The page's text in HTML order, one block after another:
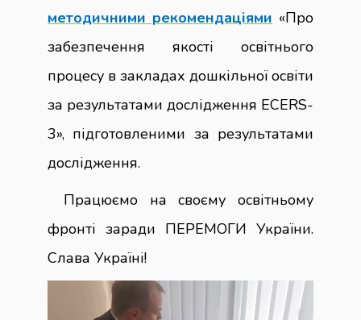
методичними рекомендаціями «Про
забезпечення якості освітнього
процесу в закладах дошкільної освіти
за результатами дослідження ECERS-
3», підготовленими за результатами
дослідження.
Працюємо на своєму освітньому
фронті заради ПЕРЕМОГИ України.
Слава Україні!
Відеопрогравач